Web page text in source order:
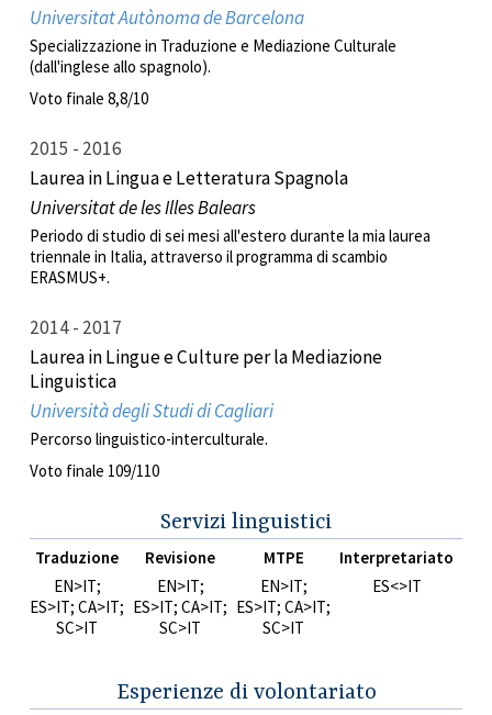
Universitat Autònoma de Barcelona
Specializzazione in Traduzione e Mediazione Culturale
(dall'inglese allo spagnolo).
Voto finale 8,8/10
2015
2016
Laurea in Lingua e Letteratura Spagnola
Universitat de les Illes Balears
Periodo di studio di sei mesi all'estero durante la mia laurea
triennale in Italia, attraverso il programma di scambio
ERASMUS+.
2014 2017
Laurea in Lingue e Culture per la Mediazione
Linguistica
Università degli Studi di Cagliari
Percorso linguistico-interculturale.
Voto finale 109/110
Servizi linguistici
Traduzione Revisione MTPE
Interpretariato
EN>IT;
ES>IT; CA>IT;
SC>IT
EN>IT;
ES>IT; CA>IT;
SC>IT
EN>IT;
ES>IT; CA>IT;
SC>IT
ES<>IT
Esperienze di volontariato